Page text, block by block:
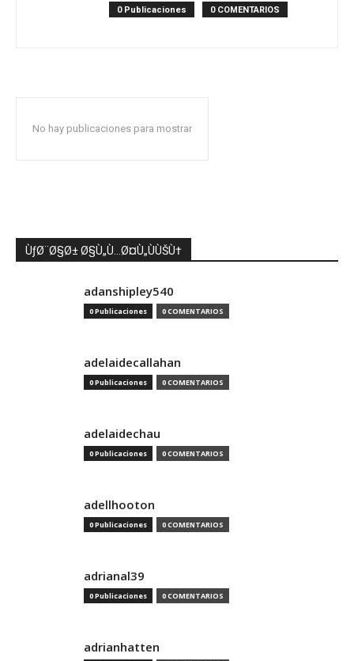
0 Publicaciones 0 COMENTARIOS
No hay publicaciones para mostrar
ÙƒØ¨Ø§Ø± Ø§Ù„Ù…Ø¤Ù„ÙÙŠÙ†
adanshipley540
0 Publicaciones 0 COMENTARIOS
adelaidecallahan
0 Publicaciones 0 COMENTARIOS
adelaidechau
0 Publicaciones 0 COMENTARIOS
adellhooton
0 Publicaciones 0 COMENTARIOS
adrianal39
0 Publicaciones 0 COMENTARIOS
adrianhatten